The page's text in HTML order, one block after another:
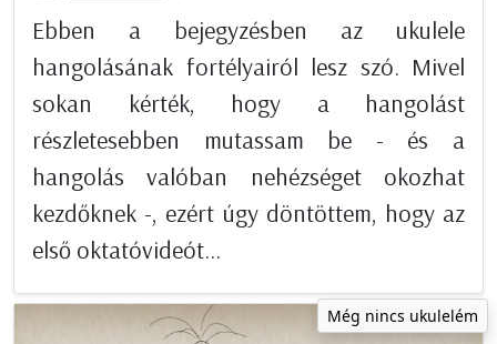
Ebben a bejegyzésben az ukulele
hangolásának fortélyairól lesz szó. Mivel
sokan kérték, hogy a hangolást
részletesebben mutassam be - és a
hangolás valóban nehézséget okozhat
kezdőknek -, ezért úgy döntöttem, hogy az
első oktatóvideót...
Még nincs ukulelém